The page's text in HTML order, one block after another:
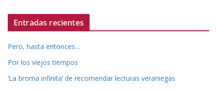
Entradas recientes
Pero, hasta entonces…
Por los viejos tiempos
‘La broma infinita’ de recomendar lecturas veraniegas